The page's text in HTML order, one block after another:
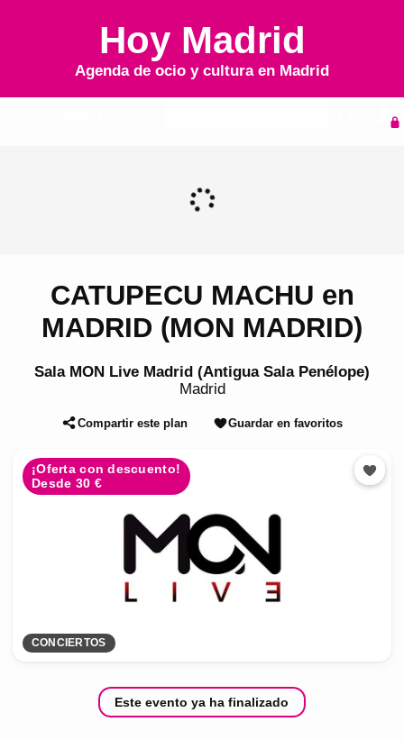
Hoy Madrid
Agenda de ocio y cultura en Madrid
CATUPECU MACHU en
MADRID (MON MADRID)
Sala MON Live Madrid (Antigua Sala Penélope)
Madrid
Compartir este plan Guardar en favoritos
¡Oferta con descuento!
Desde 30 €
CONCIERTOS
Este evento ya ha finalizado